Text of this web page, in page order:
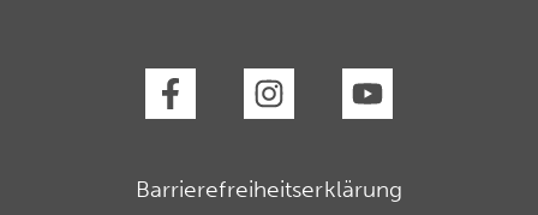
Barrierefreiheitserklärung